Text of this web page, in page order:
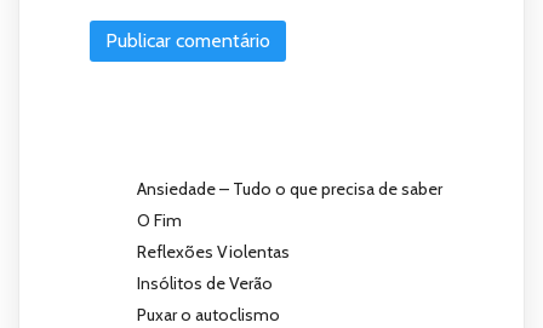
Ansiedade – Tudo o que precisa de saber
O Fim
Reflexões Violentas
Insólitos de Verão
Puxar o autoclismo